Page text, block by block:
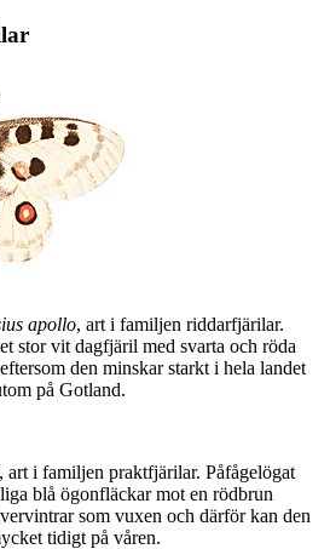
apollo, art i familjen riddarfjärilar.
stor vit dagfjäril med svarta och röda
den minskar starkt i hela landet
på Gotland.
art i familjen praktfjärilar. Påfågelögat
blå ögonfläckar mot en rödbrun
som vuxen och därför kan den
tidigt på våren.